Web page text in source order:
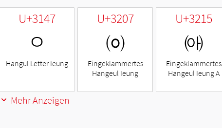
U+3147
ㅇ
Hangul Letter Ieung
U+3207
㈇
Eingeklammertes
Hangeul Ieung
U+3215
㈕
Eingeklammertes
Hangeul Ieung A
Mehr Anzeigen